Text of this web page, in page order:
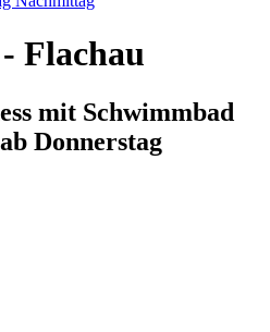
Flachau
mit Schwimmbad
Donnerstag